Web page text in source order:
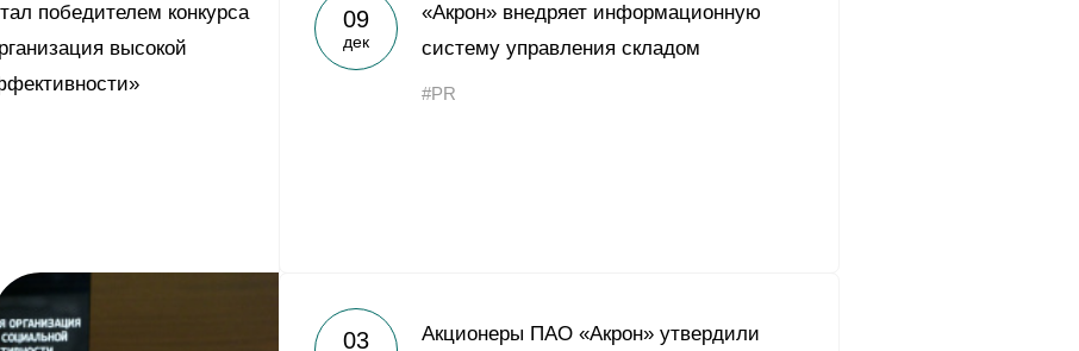
победителем конкурса
высокой
09
дек
«Акрон» внедряет информационную
систему управления складом
#PR
03 Акционеры ПАО «Акрон» утвердили